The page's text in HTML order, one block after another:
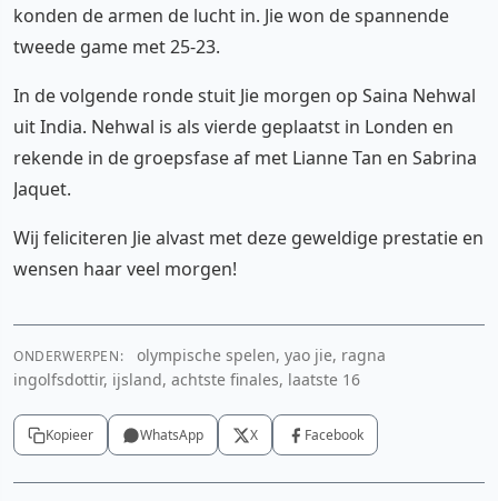
konden de armen de lucht in. Jie won de spannende
tweede game met 25-23.
In de volgende ronde stuit Jie morgen op Saina Nehwal
uit India. Nehwal is als vierde geplaatst in Londen en
rekende in de groepsfase af met Lianne Tan en Sabrina
Jaquet.
Wij feliciteren Jie alvast met deze geweldige prestatie en
wensen haar veel morgen!
ONDERWERPEN:
olympische spelen, yao jie, ragna
ingolfsdottir, ijsland, achtste finales, laatste 16
Kopieer WhatsApp X Facebook